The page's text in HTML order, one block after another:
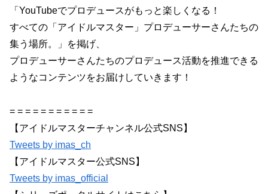
「YouTubeでプロデュースがもっと楽しくなる！
すべての「アイドルマスター」プロデューサーさんたちの
集う場所。」を掲げ、
プロデューサーさんたちのプロデュース活動を推進できる
ようなコンテンツをお届けしていきます！
= = = = = = = = = = =
【アイドルマスターチャンネル公式SNS】
Tweets by imas_ch
【アイドルマスター公式SNS】
Tweets by imas_official